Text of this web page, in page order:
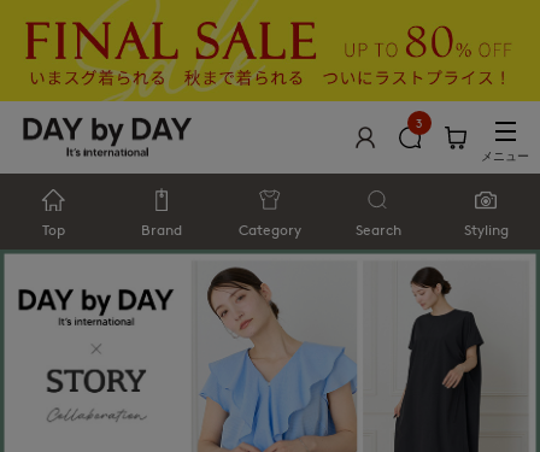
3
メニュー
Top Brand Category Search Styling